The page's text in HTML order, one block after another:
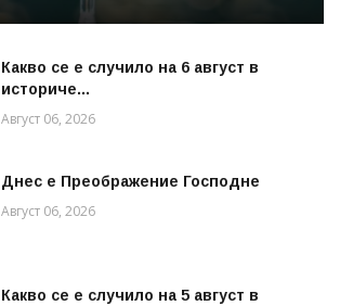
Какво се е случило на 6 август в
историче...
Август 06, 2026
Днес е Преображение Господне
Август 06, 2026
Какво се е случило на 5 август в